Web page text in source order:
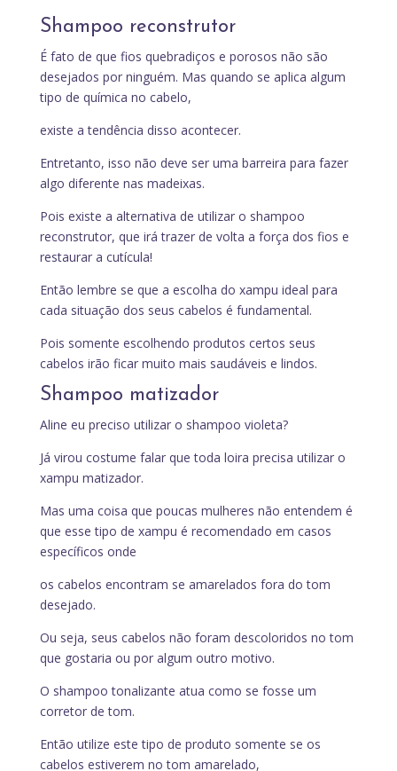
Shampoo reconstrutor
É fato de que fios quebradiços e porosos não são
desejados por ninguém. Mas quando se aplica algum
tipo de química no cabelo,
existe a tendência disso acontecer.
Entretanto, isso não deve ser uma barreira para fazer
algo diferente nas madeixas.
Pois existe a alternativa de utilizar o shampoo
reconstrutor, que irá trazer de volta a força dos fios e
restaurar a cutícula!
Então lembre se que a escolha do xampu ideal para
cada situação dos seus cabelos é fundamental.
Pois somente escolhendo produtos certos seus
cabelos irão ficar muito mais saudáveis e lindos.
Shampoo matizador
Aline eu preciso utilizar o shampoo violeta?
Já virou costume falar que toda loira precisa utilizar o
xampu matizador.
Mas uma coisa que poucas mulheres não entendem é
que esse tipo de xampu é recomendado em casos
específicos onde
os cabelos encontram se amarelados fora do tom
desejado.
Ou seja, seus cabelos não foram descoloridos no tom
que gostaria ou por algum outro motivo.
O shampoo tonalizante atua como se fosse um
corretor de tom.
Então utilize este tipo de produto somente se os
cabelos estiverem no tom amarelado,